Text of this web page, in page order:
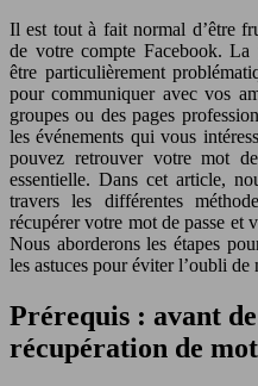
Il est tout à fait normal d’être
de votre compte Facebook. La
être particulièrement
pour communiquer avec vos
groupes ou des pages
les événements qui vous
pouvez retrouver votre mot
essentielle. Dans cet article,
travers les différentes
récupérer votre mot de passe et
Nous aborderons les étapes
les astuces pour éviter l’oubli de
Prérequis : avant
récupération de